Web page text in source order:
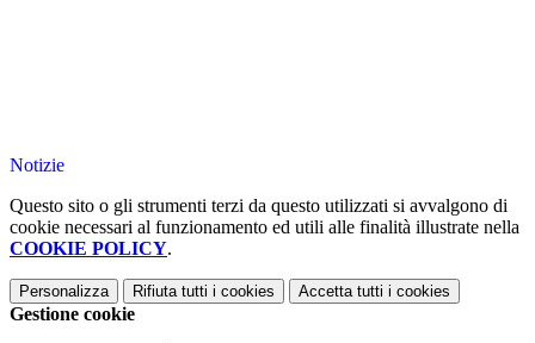
Notizie
Questo sito o gli strumenti terzi da questo utilizzati si avvalgono di
cookie necessari al funzionamento ed utili alle finalità illustrate nella
COOKIE POLICY.
Personalizza Rifiuta tutti i cookies Accetta tutti i cookies
Gestione cookie